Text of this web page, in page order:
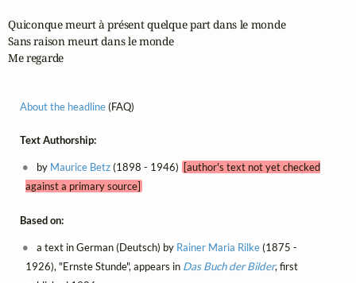
Quiconque meurt à présent quelque part dans le monde
Sans raison meurt dans le monde
Me regarde
About the headline(FAQ)
Text Authorship:
by Maurice Betz(1898 - 1946) [author's text not yet checked
against a primary source]
Based on:
a text in German (Deutsch) by Rainer Maria Rilke(1875 -
1926), "Ernste Stunde", appears in Das Buch der Bilder, first